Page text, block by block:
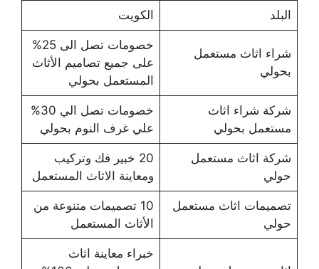
البلد الكويت
شراء اثاث مستعمل
بحولي
خصومات تصل الى 25%
على جميع تصاميم الأثاث
المستعمل بحولي
شركة شراء اثاث
مستعمل بحولي
خصومات تصل الي 30%
علي غرف النوم بحولي
شركة اثاث مستعمل
حولي
20 خبير فك وتركيب
ومعاينة الاثاث المستعمل
تصميمات اثاث مستعمل
حولي
10 تصميمات متنوعة من
الأثاث المستعمل
خبراء معاينة اثاث